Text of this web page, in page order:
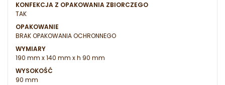
KONFEKCJA Z OPAKOWANIA ZBIORCZEGO
TAK
OPAKOWANIE
BRAK OPAKOWANIA OCHRONNEGO
WYMIARY
190 mm x 140 mm x h 90 mm
WYSOKOŚĆ
90 mm